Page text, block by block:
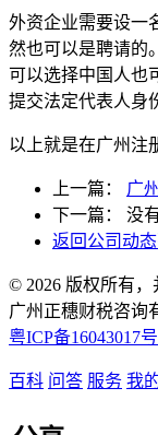
外资企业需要设一
然也可以是聘请的
可以选择中国人也
提交法定代表人身
以上就是在广州注
上一篇： 广
下一篇： 没
返回公司动
© 2026 版权所有，
广州正穗财税咨询
粤ICP备16043017
百科 问答 服务 我